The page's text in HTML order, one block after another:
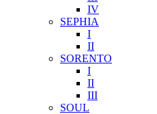
IV
SEPHIA
I
II
SORENTO
I
II
III
SOUL